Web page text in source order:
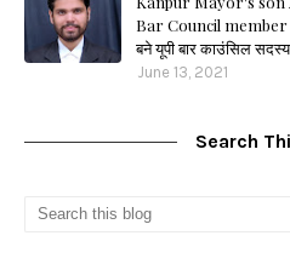
Bar Council member :
बने यूपी बार काउंसिल सदस्य
June 13, 2021
Search